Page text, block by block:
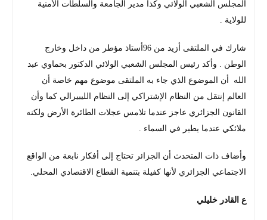
المجلس الشعبي الولائي وكذا مدير الجامعة والسلطات الأمنية
للولاية .
شارك في الملتقى أزيد من 96أستاذ مؤطر من داخل وخارج
الوطن . وأكد رئيس المجلس الشعبي الولائي الدكتور بحماوي عبد
الله أن الموضوع الذي جاء به الملتقى موضوع مهم خاصة أن
العالم إنتقل من النظام الإشتراكي إلى النظام الليبيرالي كما وأن
القانون الجزائري عاجز عندما تلامس عجلات الطائرة الأرض ولكنه
ملائكي عندما يطير في السماء .
وأضاف ذات المتحدث أن الجزائر تحتاج إلى أفكار نابعة من الواقع
الاجتماعي الجزائري لأنها كفيلة بتنمية القطاع الاقتصادي المحلي.
ع القادر خليلي